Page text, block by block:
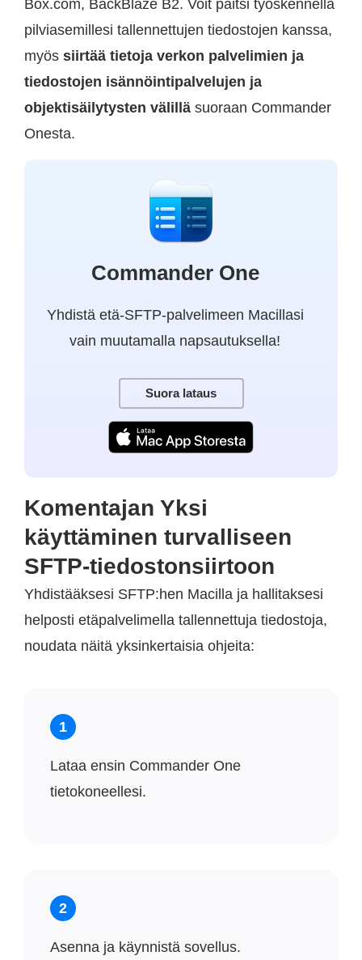
Box.com, BackBlaze B2. Voit paitsi työskennellä
pilviasemillesi tallennettujen tiedostojen kanssa,
myös siirtää tietoja verkon palvelimien ja
tiedostojen isännöintipalvelujen ja
objektisäilytysten välillä suoraan Commander
Onesta.
Commander One
Yhdistä etä-SFTP-palvelimeen Macillasi
vain muutamalla napsautuksella!
Suora lataus
Komentajan Yksi
käyttäminen turvalliseen
SFTP-tiedostonsiirtoon
Yhdistääksesi SFTP:hen Macilla ja hallitaksesi
helposti etäpalvelimella tallennettuja tiedostoja,
noudata näitä yksinkertaisia ohjeita:
1
Lataa ensin Commander One
tietokoneellesi.
2
Asenna ja käynnistä sovellus.